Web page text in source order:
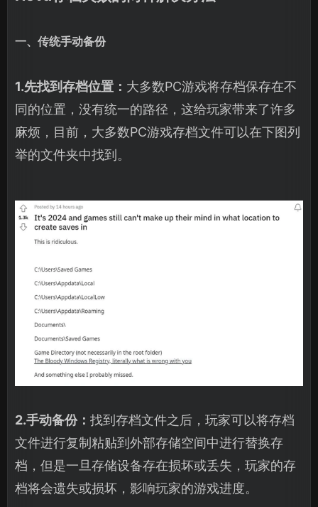
一、传统手动备份
1.先找到存档位置： 大多数PC游戏将存档保存在不
同的位置，没有统一的路径，这给玩家带来了许多
麻烦，目前，大多数PC游戏存档文件可以在下图列
举的文件夹中找到。
2.手动备份： 找到存档文件之后，玩家可以将存档
文件进行复制粘贴到外部存储空间中进行替换存
档，但是一旦存储设备存在损坏或丢失，玩家的存
档将会遗失或损坏，影响玩家的游戏进度。